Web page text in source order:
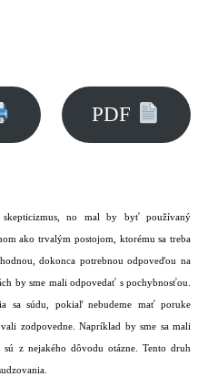
PDF
skepticizmus, no mal by byť používaný
ako trvalým postojom, ktorému sa treba
dokonca potrebnou odpoveďou na
by sme mali odpovedať s pochybnosťou.
sa súdu, pokiaľ nebudeme mať poruke
zodpovedne. Napríklad by sme sa mali
z nejakého dôvodu otázne. Tento druh